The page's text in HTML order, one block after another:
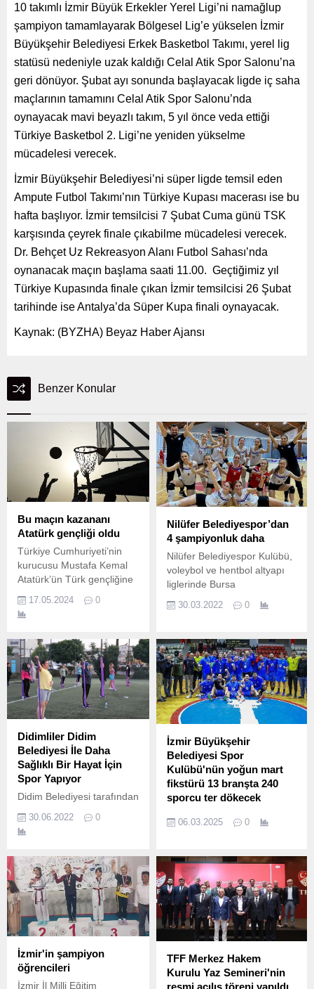
10 takımlı İzmir Büyük Erkekler Yerel Ligi’ni namağlup
şampiyon tamamlayarak Bölgesel Lig’e yükselen İzmir
Büyükşehir Belediyesi Erkek Basketbol Takımı, yerel lig
statüsü nedeniyle uzak kaldığı Celal Atik Spor Salonu’na
geri dönüyor. Şubat ayı sonunda başlayacak ligde iç saha
maçlarının tamamını Celal Atik Spor Salonu’nda
oynayacak mavi beyazlı takım, 5 yıl önce veda ettiği
Türkiye Basketbol 2. Ligi’ne yeniden yükselme
mücadelesi verecek.
İzmir Büyükşehir Belediyesi’ni süper ligde temsil eden
Ampute Futbol Takımı’nın Türkiye Kupası macerası ise bu
hafta başlıyor. İzmir temsilcisi 7 Şubat Cuma günü TSK
karşısında çeyrek finale çıkabilme mücadelesi verecek.
Dr. Behçet Uz Rekreasyon Alanı Futbol Sahası’nda
oynanacak maçın başlama saati 11.00. Geçtiğimiz yıl
Türkiye Kupasında finale çıkan İzmir temsilcisi 26 Şubat
tarihinde ise Antalya’da Süper Kupa finali oynayacak.
Kaynak: (BYZHA) Beyaz Haber Ajansı
Benzer Konular
Bu maçın kazananı
Atatürk gençliği oldu
Türkiye Cumhuriyeti’nin
kurucusu Mustafa Kemal
Atatürk’ün Türk gençliğine
Atatürk’ü Anma, Gençlik ve
Spor Bayramı’nın en güzel
17.05.2024 0
Nilüfer Belediyespor’dan
4 şampiyonluk daha
Nilüfer Belediyespor Kulübü,
voleybol ve hentbol altyapı
liglerinde Bursa
koydu.
30.03.2022 0
Didimliler Didim
Belediyesi İle Daha
Sağlıklı Bir Hayat İçin
Spor Yapıyor
Didim Belediyesi tarafından
uzman eğitmenler
eşliğinde düzenlenen
sabah ve akşam sporları
30.06.2022 0
İzmir Büyükşehir
Belediyesi Spor
Kulübü'nün yoğun mart
fikstürü 13 branşta 240
sporcu ter dökecek
Spor Kulübü, mart ayında
uluslararası turnuvalarda
107’si 18 yaş altı olmak
üzere toplam 240 sporcu ve
26 antrenör ile yer alacak.
06.03.2025 0
İzmir'in şampiyon
öğrencileri
İzmir İl Milli Eğitim
TFF Merkez Hakem
Kurulu Yaz Semineri'nin